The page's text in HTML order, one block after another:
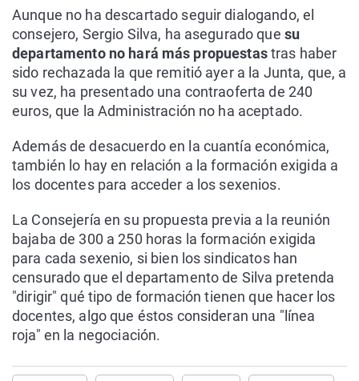
Aunque no ha descartado seguir dialogando, el
consejero, Sergio Silva, ha asegurado que su
departamento no hará más propuestastras haber
sido rechazada la que remitió ayer a la Junta, que, a
su vez, ha presentado una contraoferta de 240
euros, que la Administración no ha aceptado.
Además de desacuerdo en la cuantía económica,
también lo hay en relación a la formación exigida a
los docentes para acceder a los sexenios.
La Consejería en su propuesta previa a la reunión
bajaba de 300 a 250 horas la formación exigida
para cada sexenio, si bien los sindicatos han
censurado que el departamento de Silva pretenda
"dirigir" qué tipo de formación tienen que hacer los
docentes, algo que éstos consideran una "línea
roja" en la negociación.